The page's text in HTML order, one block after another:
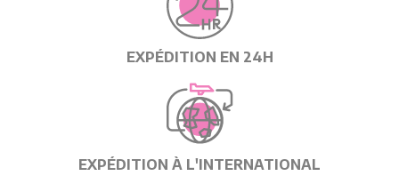
EXPÉDITION EN 24H
EXPÉDITION À L'INTERNATIONAL